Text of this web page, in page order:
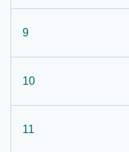
9
10
11